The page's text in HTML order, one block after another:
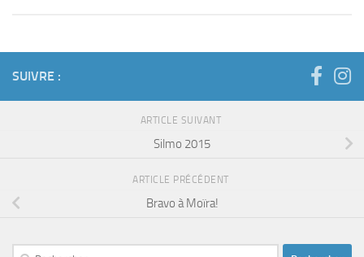
SUIVRE :
ARTICLE SUIVANT
Silmo 2015
ARTICLE PRÉCÉDENT
Bravo à Moïra!
Rechercher :